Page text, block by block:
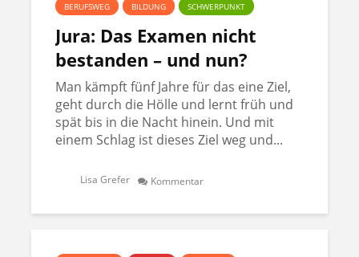
BERUFSWEG BILDUNG SCHWERPUNKT
Jura: Das Examen nicht
bestanden – und nun?
Man kämpft fünf Jahre für das eine Ziel,
geht durch die Hölle und lernt früh und
spät bis in die Nacht hinein. Und mit
einem Schlag ist dieses Ziel weg und...
Lisa Grefer Kommentar